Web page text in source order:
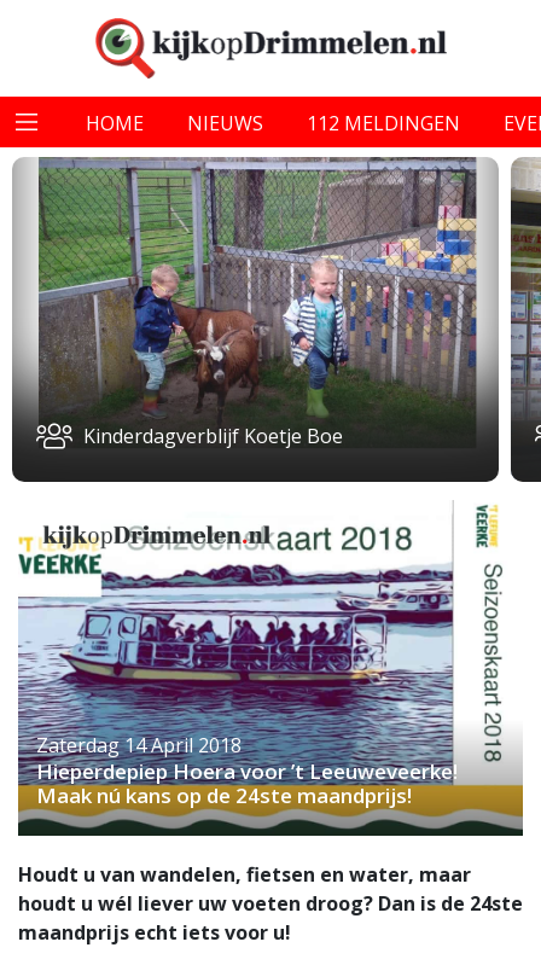
HOME NIEUWS 112 MELDINGEN
Kinderdagverblijf Koetje Boe
Zaterdag 14 April 2018
Hieperdepiep Hoera voor ’t Leeuweveerke!
Maak nú kans op de 24ste maandprijs!
Houdt u van wandelen, fietsen en water, maar
houdt u wél liever uw voeten droog? Dan is de 24ste
maandprijs echt iets voor u!